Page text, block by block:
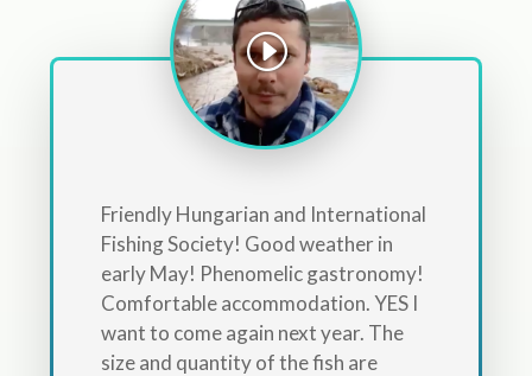
Friendly Hungarian and International
Fishing Society! Good weather in
early May! Phenomelic gastronomy!
Comfortable accommodation. YES I
want to come again next year. The
size and quantity of the fish are